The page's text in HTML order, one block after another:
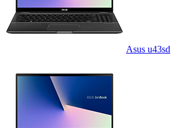
Asus u43sd